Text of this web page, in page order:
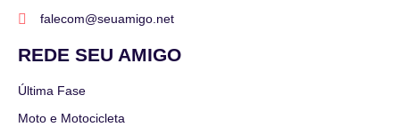
falecom@seuamigo.net
REDE SEU AMIGO
Última Fase
Moto e Motocicleta